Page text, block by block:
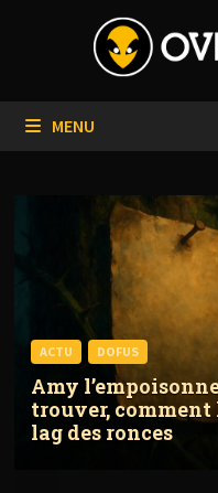
MENU
ACTU DOFUS
Amy
trouver,
lag des ronces